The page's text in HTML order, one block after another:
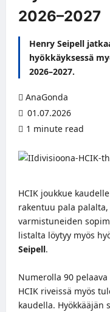
2026–2027
Henry Seipell
hyökkäyksessä
2026–2027.
AnaGonda
01.07.2026
1 minute read
HCIK joukkue
rakentuu pala
varmistuneiden
listalta löytyy myös
Seipell.
Numerolla 90
HCIK riveissä myös
kaudella. Hyökkääjän